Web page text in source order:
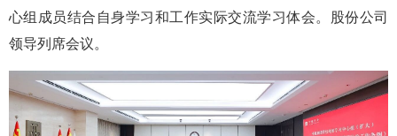
心组成员结合自身学习和工作实际交流学习体会。股份公司
领导列席会议。